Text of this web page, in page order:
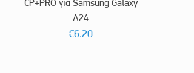
CP+PRO για Samsung Galaxy
A24
€6.20